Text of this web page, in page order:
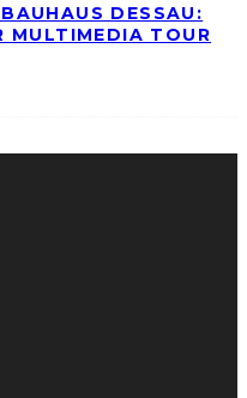
DESSAU:
MULTIMEDIA TOUR